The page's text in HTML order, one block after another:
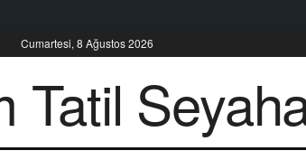
Cumartesi, 8 Ağustos 2026